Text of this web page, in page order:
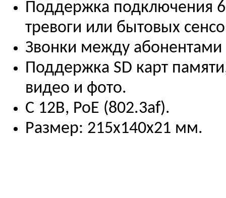
Поддержка подключения 6
тревоги или бытовых
Звонки между абонентами
Поддержка SD карт
видео и фото.
C 12В, PoE (802.3af).
Размер: 215х140х21 мм.